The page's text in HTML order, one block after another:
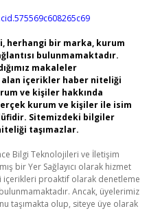
herhangi bir marka, kurum
bulunmamaktadır.
makaleler
alan içerikler haber niteliği
ve kişiler hakkında
kurum ve kişiler ile isim
Sitemizdeki bilgiler
taşımazlar.
Bilgi Teknolojileri ve İletişim
bir Yer Sağlayıcı olarak hizmet
içerikleri proaktif olarak denetleme
Ancak, üyelerimiz
taşımakta olup, siteye üye olarak